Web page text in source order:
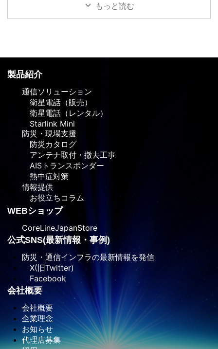
もっと読む
製品紹介
通信ソリューション
衛星電話（販売）
衛星電話（レンタル）
Starlink Mini
防災・現場支援
防災カタログ
アンテナ取付・撤去工事
AISトランスポンダー
熱中症対策
情報提供
お役立ちコラム
WEBショップ
CoreLineJapanStore
公式SNS(最新情報・事例)
防災・通信インフラの最新情報を発信
X(旧Twitter)
Facebook
会社概要
会社概要
企業理念
お知らせ
代理店募集